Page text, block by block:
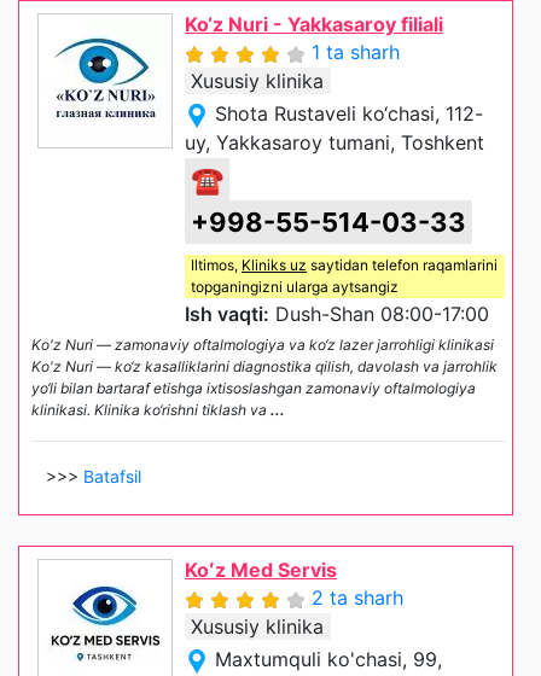
Ko‘z Nuri - Yakkasaroy filiali
1 ta sharh
Xususiy klinika
Shota Rustaveli ko‘chasi, 112-
uy, Yakkasaroy tumani, Toshkent
☎
+998-55-514-03-33
Iltimos, Kliniks uz saytidan telefon raqamlarini
topganingizni ularga aytsangiz
Ish vaqti: Dush-Shan 08:00-17:00
Ko'z Nuri — zamonaviy oftalmologiya va ko‘z lazer jarrohligi klinikasi
Ko'z Nuri — ko‘z kasalliklarini diagnostika qilish, davolash va jarrohlik
yo‘li bilan bartaraf etishga ixtisoslashgan zamonaviy oftalmologiya
klinikasi. Klinika ko‘rishni tiklash va ...
>>> Batafsil
Koʻz Med Servis
2 ta sharh
Xususiy klinika
Maxtumquli ko'chasi, 99,